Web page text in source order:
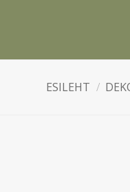
ESILEHT /